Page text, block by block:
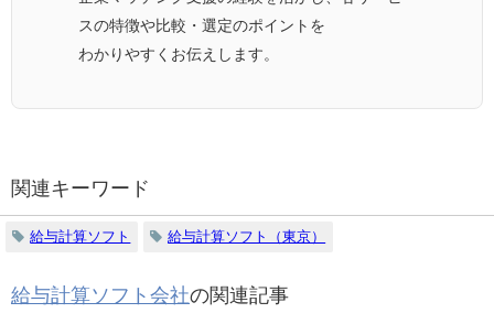
スの特徴や比較・選定のポイントを
わかりやすくお伝えします。
関連キーワード
給与計算ソフト 給与計算ソフト（東京）
給与計算ソフト会社の関連記事